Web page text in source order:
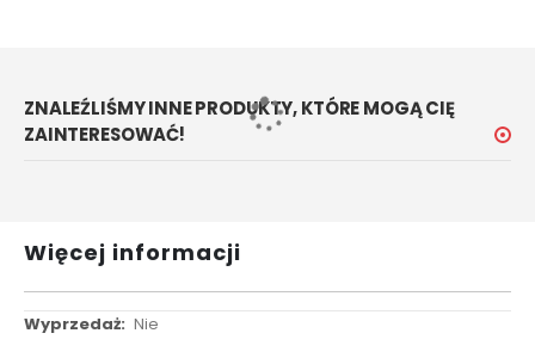
ZNALEŹLIŚMY INNE PRODUKTY, KTÓRE MOGĄ CIĘ
ZAINTERESOWAĆ!
Więcej informacji
Więcej
Nie